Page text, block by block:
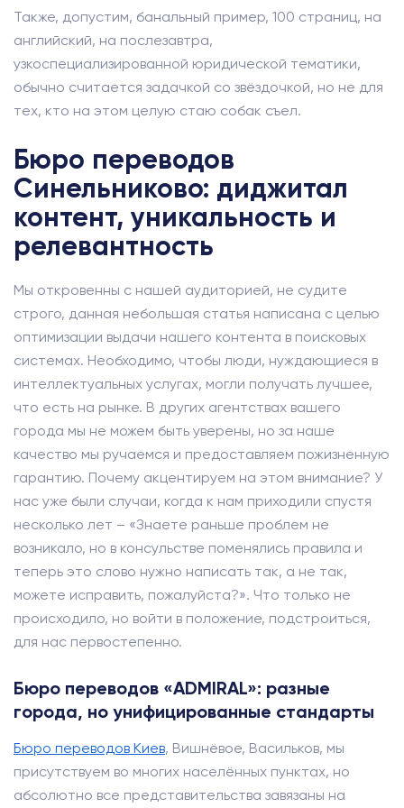
Также, допустим, банальный пример, 100 страниц, на
английский, на послезавтра,
узкоспециализированной юридической тематики,
обычно считается задачкой со звёздочкой, но не для
тех, кто на этом целую стаю собак съел.
Бюро переводов
Синельниково: диджитал
контент, уникальность и
релевантность
Мы откровенны с нашей аудиторией, не судите
строго, данная небольшая статья написана с целью
оптимизации выдачи нашего контента в поисковых
системах. Необходимо, чтобы люди, нуждающиеся в
интеллектуальных услугах, могли получать лучшее,
что есть на рынке. В других агентствах вашего
города мы не можем быть уверены, но за наше
качество мы ручаемся и предоставляем пожизненную
гарантию. Почему акцентируем на этом внимание? У
нас уже были случаи, когда к нам приходили спустя
несколько лет – «Знаете раньше проблем не
возникало, но в консульстве поменялись правила и
теперь это слово нужно написать так, а не так,
можете исправить, пожалуйста?». Что только не
происходило, но войти в положение, подстроиться,
для нас первостепенно.
Бюро переводов «ADMIRAL»: разные
города, но унифицированные стандарты
Бюро переводов Киев, Вишнёвое, Васильков, мы
присутствуем во многих населённых пунктах, но
абсолютно все представительства завязаны на